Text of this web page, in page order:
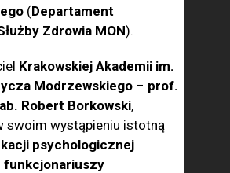
(Departament
Zdrowia MON).
Krakowskiej Akademii im.
Modrzewskiego – prof.
Robert Borkowski,
swoim wystąpieniu istotną
psychologicznej
funkcjonariuszy